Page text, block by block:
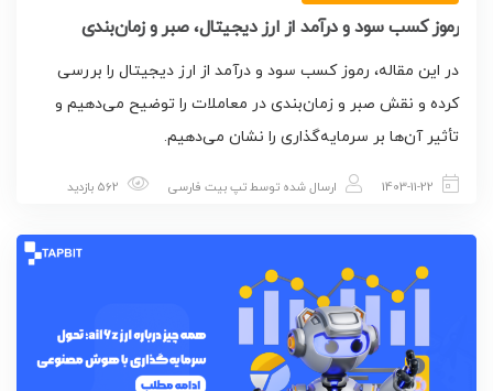
رموز کسب سود و درآمد از ارز دیجیتال، صبر و زمان‌بندی
در این مقاله، رموز کسب سود و درآمد از ارز دیجیتال را بررسی
کرده و نقش صبر و زمان‌بندی در معاملات را توضیح می‌دهیم و
تأثیر آن‌ها بر سرمایه‌گذاری را نشان می‌دهیم.
1403-11-22 ارسال شده توسطتپ بیت فارسی